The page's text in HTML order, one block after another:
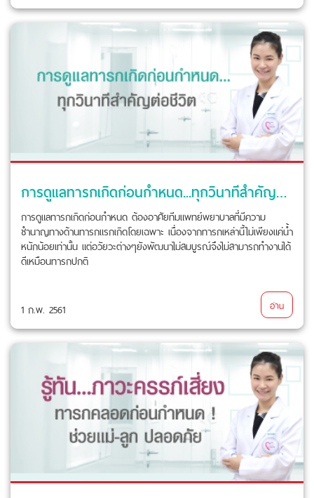
การดูแลทารกเกิดก่อนกำหนด...ทุกวินาทีสำคัญต่อชีวิต
การดูแลทารกเกิดก่อนกำหนด ต้องอาศัยทีมแพทย์พยาบาลที่มีความ
ชำนาญทางด้านทารกแรกเกิดโดยเฉพาะ เนื่องจากทารกเหล่านี้ไม่เพียงแค่น้ำ
หนักน้อยเท่านั้น แต่อวัยวะต่างๆยังพัฒนาไม่สมบูรณ์จึงไม่สามารถทำงานได้
ดีเหมือนทารกปกติ
1 ก.พ. 2561 อ่าน